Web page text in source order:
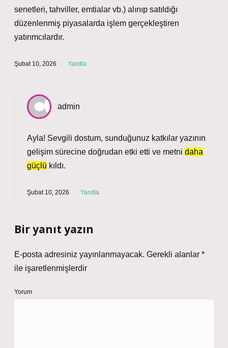
senetleri, tahviller, emtialar vb.) alınıp satıldığı
düzenlenmiş piyasalarda işlem gerçekleştiren
yatırımcılardır.
Şubat 10, 2026 Yanıtla
admin
Ayla! Sevgili dostum, sunduğunuz katkılar yazının
gelişim sürecine doğrudan etki etti ve metni daha
güçlü kıldı.
Şubat 10, 2026 Yanıtla
Bir yanıt yazın
E-posta adresiniz yayınlanmayacak. Gerekli alanlar *
ile işaretlenmişlerdir
Yorum